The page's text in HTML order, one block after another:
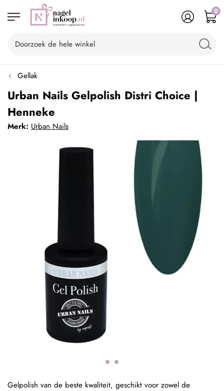
0
Gellak
Urban Nails Gelpolish Distri Choice |
Henneke
Merk: Urban Nails
Gelpolish van de beste kwaliteit, geschikt voor zowel de